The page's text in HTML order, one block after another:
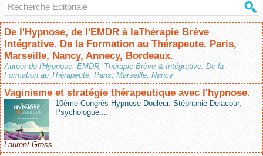
De l'Hypnose, de l'EMDR à laThérapie Brève
Intégrative. De la Formation au Thérapeute. Paris,
Marseille, Nancy, Annecy, Bordeaux.
Autour de l'Hypnose: EMDR, Thérapie Brève & Intégrative. De la
Formation au Thérapeute. Paris, Marseille, Nancy
Vaginisme et stratégie thérapeutique avec l'hypnose.
10ème Congrès Hypnose Douleur. Stéphanie Delacour,
Psychologue....
Laurent Gross